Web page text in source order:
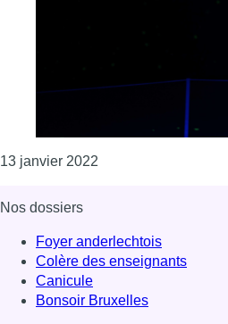
13 janvier 2022
Nos dossiers
Foyer anderlechtois
Colère des enseignants
Canicule
Bonsoir Bruxelles